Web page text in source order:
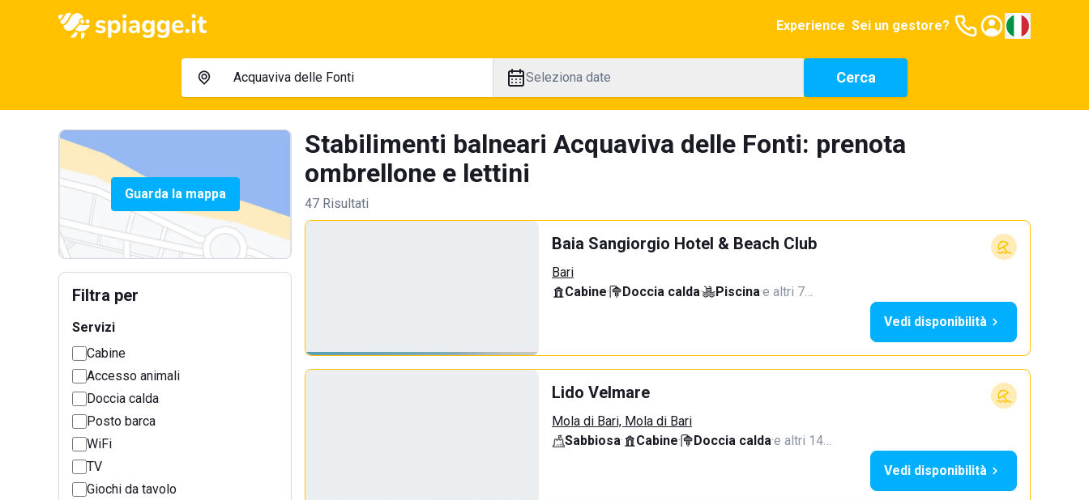
Experience Sei un gestore?
Seleziona date Cerca
Guarda la mappa
Filtra per
Servizi
Cabine
Accesso animali
Doccia calda
Posto barca
WiFi
TV
Giochi da tavolo
Stabilimenti balneari Acquaviva delle Fonti: prenota
ombrellone e lettini
47 Risultati
Baia Sangiorgio Hotel & Beach Club
Bari
Cabine· Doccia calda· Piscina·e altri 7…
Vedi disponibilità
Lido Velmare
Mola di Bari, Mola di Bari
Sabbiosa· Cabine· Doccia calda·e altri 14…
Vedi disponibilità